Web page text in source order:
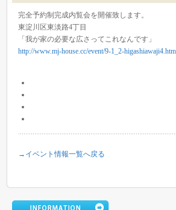
完全予約制完成内覧会を開催致します。
東淀川区東淡路4丁目
「我が家の必要な広さってこれなんです」
http://www.mj-house.cc/event/9-1_2-
→イベント情報一覧へ戻る